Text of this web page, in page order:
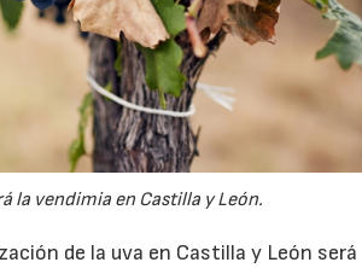
la vendimia en Castilla y León.
de la uva en Castilla y León será